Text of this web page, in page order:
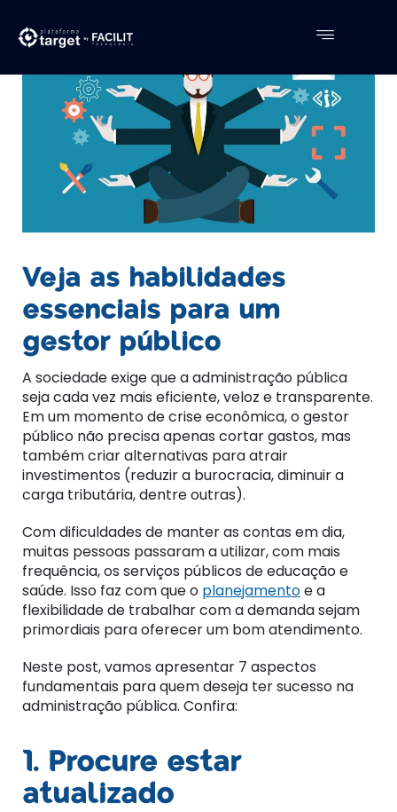
Veja as habilidades
essenciais para um
gestor público
A sociedade exige que a administração pública
seja cada vez mais eficiente, veloz e transparente.
Em um momento de crise econômica, o gestor
público não precisa apenas cortar gastos, mas
também criar alternativas para atrair
investimentos (reduzir a burocracia, diminuir a
carga tributária, dentre outras).
Com dificuldades de manter as contas em dia,
muitas pessoas passaram a utilizar, com mais
frequência, os serviços públicos de educação e
saúde. Isso faz com que o planejamentoe a
flexibilidade de trabalhar com a demanda sejam
primordiais para oferecer um bom atendimento.
Neste post, vamos apresentar 7 aspectos
fundamentais para quem deseja ter sucesso na
administração pública. Confira:
1. Procure estar
atualizado